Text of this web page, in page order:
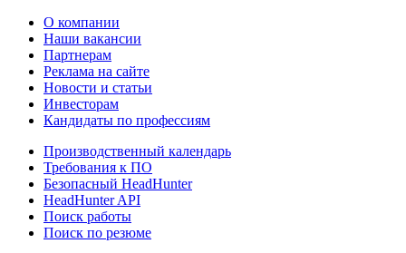
О компании
Наши вакансии
Партнерам
Реклама на сайте
Новости и статьи
Инвесторам
Кандидаты по профессиям
Производственный календарь
Требования к ПО
Безопасный HeadHunter
HeadHunter API
Поиск работы
Поиск по резюме